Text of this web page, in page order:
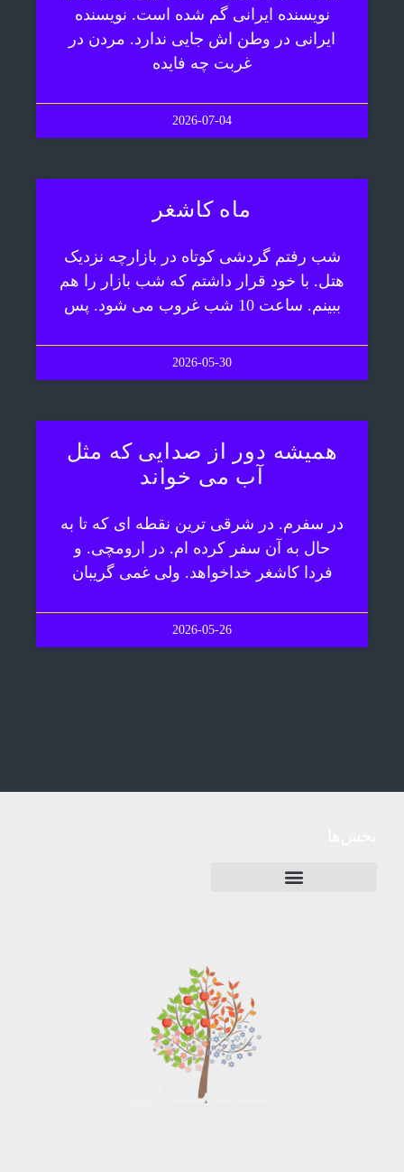
نویسنده ایرانی گم شده است. نویسنده
ایرانی در وطن اش جایی ندارد. مردن در
غربت چه فایده
2026-07-04
ماه کاشغر
شب رفتم گردشی کوتاه در بازارچه نزدیک
هتل. با خود قرار داشتم که شب بازار را هم
ببینم. ساعت 10 شب غروب می شود. پس
2026-05-30
همیشه دور از صدایی که مثل
آب می خواند
در سفرم. در شرقی ترین نقطه ای که تا به
حال به آن سفر کرده ام. در ارومچی. و
فردا کاشغر خداخواهد. ولی غمی گریبان
2026-05-26